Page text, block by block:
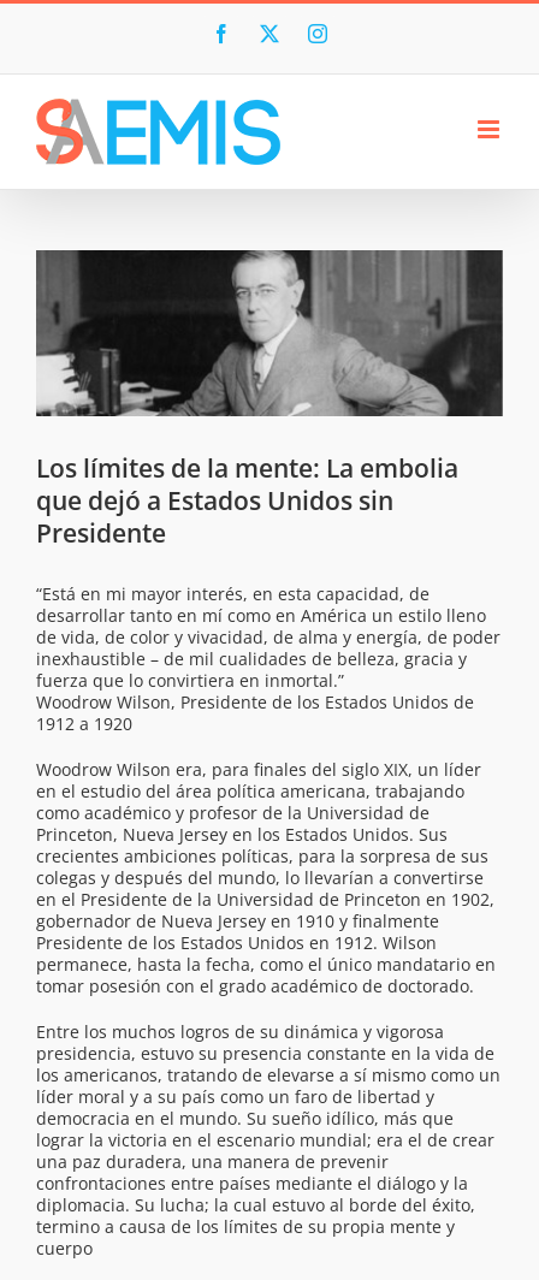
Skip
Facebook
X Instagram
Los límites de la mente: La embolia
que dejó a Estados Unidos sin
Presidente
“Está en mi mayor interés, en esta capacidad, de
desarrollar tanto en mí como en América un estilo lleno
de vida, de color y vivacidad, de alma y energía, de poder
inexhaustible – de mil cualidades de belleza, gracia y
fuerza que lo convirtiera en inmortal.”
Woodrow Wilson, Presidente de los Estados Unidos de
1912 a 1920
Woodrow Wilson era, para finales del siglo XIX, un líder
en el estudio del área política americana, trabajando
como académico y profesor de la Universidad de
Princeton, Nueva Jersey en los Estados Unidos. Sus
crecientes ambiciones políticas, para la sorpresa de sus
colegas y después del mundo, lo llevarían a convertirse
en el Presidente de la Universidad de Princeton en 1902,
gobernador de Nueva Jersey en 1910 y finalmente
Presidente de los Estados Unidos en 1912. Wilson
permanece, hasta la fecha, como el único mandatario en
tomar posesión con el grado académico de doctorado.
Entre los muchos logros de su dinámica y vigorosa
presidencia, estuvo su presencia constante en la vida de
los americanos, tratando de elevarse a sí mismo como un
líder moral y a su país como un faro de libertad y
democracia en el mundo. Su sueño idílico, más que
lograr la victoria en el escenario mundial; era el de crear
una paz duradera, una manera de prevenir
confrontaciones entre países mediante el diálogo y la
diplomacia. Su lucha; la cual estuvo al borde del éxito,
termino a causa de los límites de su propia mente y
cuerpo